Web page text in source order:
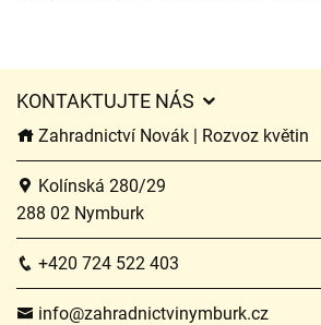
KONTAKTUJTE NÁS
Zahradnictví Novák | Rozvoz květin
Kolínská 280/29
288 02 Nymburk
+420 724 522 403
info@zahradnictvinymburk.cz